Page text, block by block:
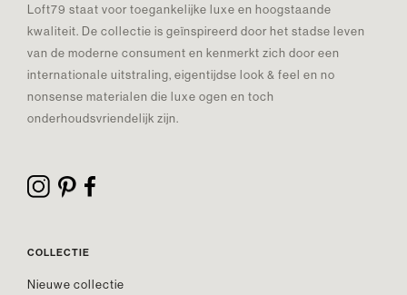
Loft79 staat voor toegankelijke luxe en hoogstaande
kwaliteit. De collectie is geïnspireerd door het stadse leven
van de moderne consument en kenmerkt zich door een
internationale uitstraling, eigentijdse look & feel en no
nonsense materialen die luxe ogen en toch
onderhoudsvriendelijk zijn.
COLLECTIE
Nieuwe collectie